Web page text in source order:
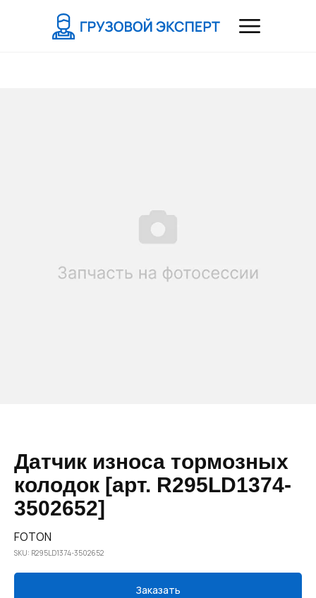
Датчик износа тормозных
колодок [арт. R295LD1374-
3502652]
FOTON
SKU: R295LD1374-3502652
Заказать